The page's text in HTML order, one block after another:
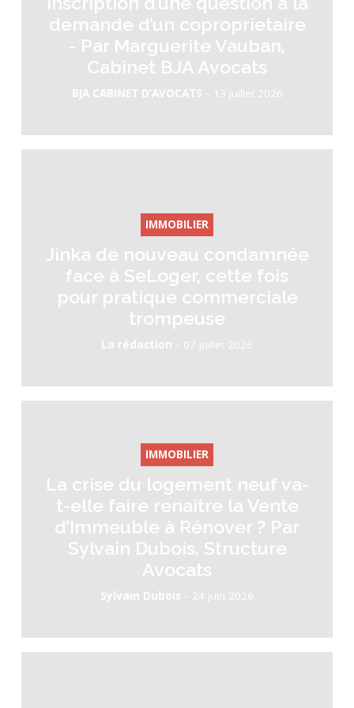
demande d’un coproprietaire
- Par Marguerite Vauban,
Cabinet BJA Avocats
BJA CABINET D’AVOCATS - 13 juillet 2026
IMMOBILIER
Jinka de nouveau condamnée
face à SeLoger, cette fois
pour pratique commerciale
trompeuse
La rédaction - 07 juillet 2026
IMMOBILIER
La crise du logement neuf va-
t-elle faire renaître la Vente
d’Immeuble à Rénover ? Par
Sylvain Dubois, Structure
Avocats
Sylvain Dubois - 24 juin 2026